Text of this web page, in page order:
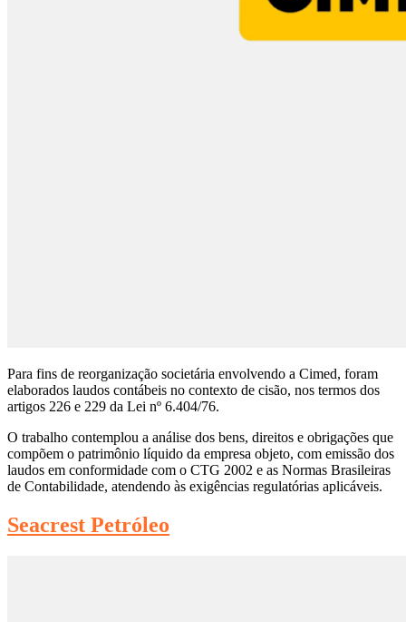
Para fins de reorganização societária envolvendo a Cimed, foram
elaborados laudos contábeis no contexto de cisão, nos termos dos
artigos 226 e 229 da Lei nº 6.404/76.
O trabalho contemplou a análise dos bens, direitos e obrigações que
compõem o patrimônio líquido da empresa objeto, com emissão dos
laudos em conformidade com o CTG 2002 e as Normas Brasileiras
de Contabilidade, atendendo às exigências regulatórias aplicáveis.
Seacrest Petróleo